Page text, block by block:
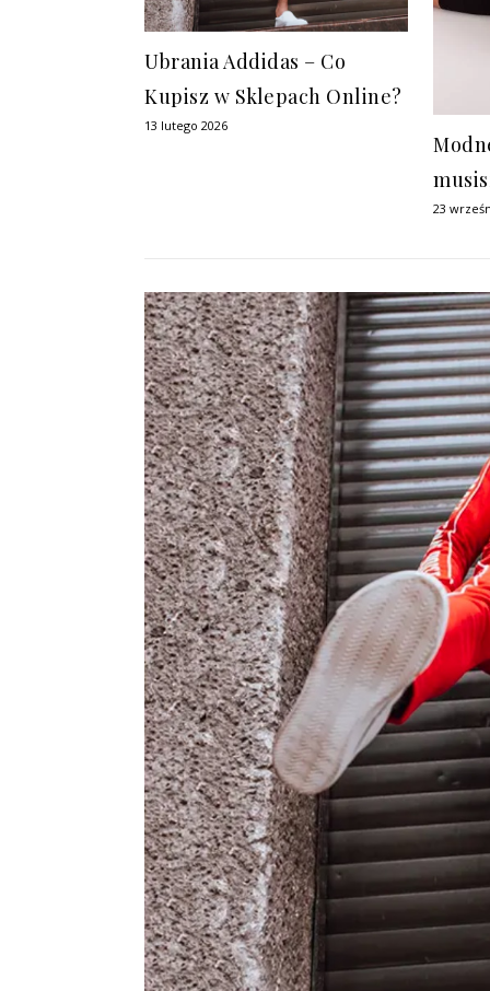
Ubrania Addidas – Co
Kupisz w Sklepach Online?
13 lutego 2026
23